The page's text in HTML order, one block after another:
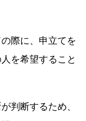
際に、申立てを
を希望すること
判断するため、